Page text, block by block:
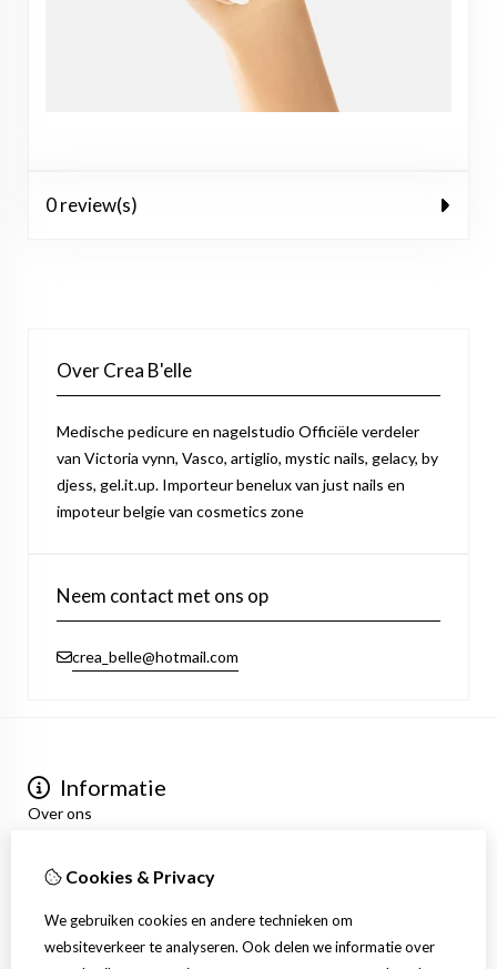
0 review(s)
Over Crea B'elle
Medische pedicure en nagelstudio Officiële verdeler
van Victoria vynn, Vasco, artiglio, mystic nails, gelacy, by
djess, gel.it.up. Importeur benelux van just nails en
impoteur belgie van cosmetics zone
Neem contact met ons op
crea_belle@hotmail.com
Informatie
Over ons
Algemene voorwaarden
Mijn account
Inloggen
Bestelhistorie
Cookies & Privacy
We gebruiken cookies en andere technieken om
websiteverkeer te analyseren. Ook delen we informatie over